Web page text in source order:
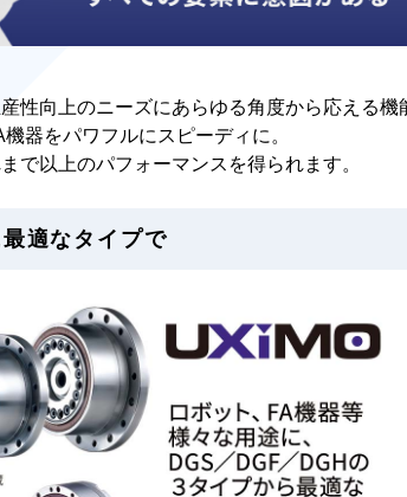
性向上のニーズにあらゆる角度から応える機
器をパワフルにスピーディに。
で以上のパフォーマンスを得られます。
適なタイプで